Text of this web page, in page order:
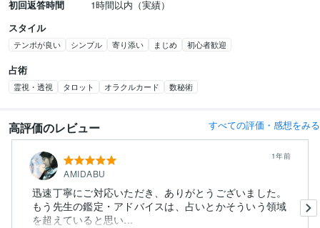
初回返答時間
1時間以内（実績）
スタイル
テンポが良い シンプル 寄り添い まじめ 初心者歓迎
占術
霊視・透視 タロット オラクルカード 数秘術
高評価のレビュー すべての評価・感想をみる
AMIDABU
1年前
迅速丁寧にご対応いただき、ありがとうございました。
もう先生の鑑定・アドバイスは、占いとかそういう領域
を超えていると思い...